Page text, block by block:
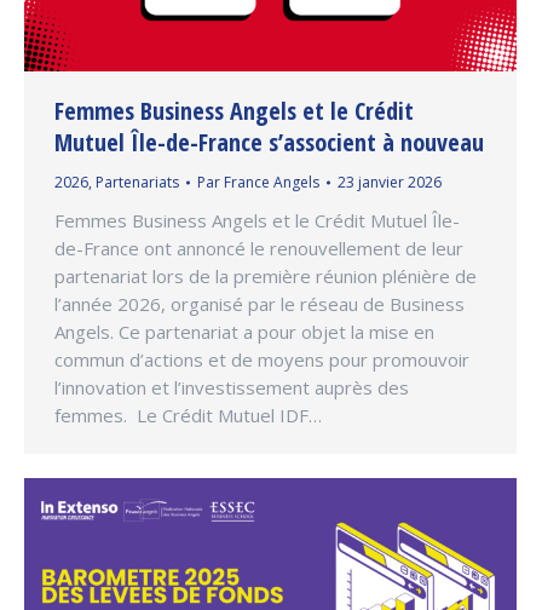
Femmes Business Angels et le Crédit
Mutuel Île-de-France s’associent à nouveau
2026, Partenariats Par France Angels 23 janvier 2026
Femmes Business Angels et le Crédit Mutuel Île-
de-France ont annoncé le renouvellement de leur
partenariat lors de la première réunion plénière de
l’année 2026, organisé par le réseau de Business
Angels. Ce partenariat a pour objet la mise en
commun d’actions et de moyens pour promouvoir
l’innovation et l’investissement auprès des
femmes. Le Crédit Mutuel IDF…